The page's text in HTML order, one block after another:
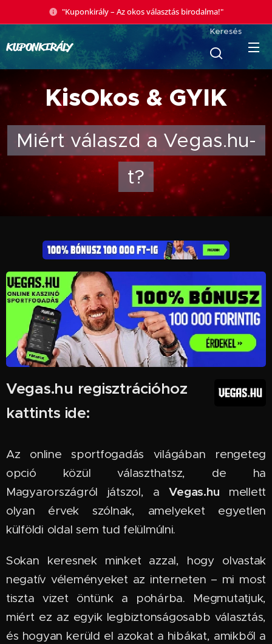
"Kuponkirály – Az okos választás birodalma!"
KUPONKIRÁLY
Keresés
KisOkos & GYIK
Miért válaszd a Vegas.hu-
t?
Vegas.hu regisztrációhoz
kattints ide:
Az online sportfogadás világában rengeteg
opció közül választhatsz, de ha
Magyarországról játszol, aVegas.hu mellett
olyan érvek szólnak, amelyeket egyetlen
külföldi oldal sem tud felülmúlni.
Sokan keresnek minket azzal, hogy olvastak
negatív véleményeket az interneten – mi most
tiszta vizet öntünk a pohárba. Megmutatjuk,
miért ez az egyik legbiztonságosabb választás,
és hogyan kerüld el azokat a hibákat, amikből a